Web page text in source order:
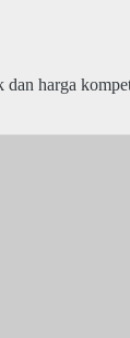
dan harga